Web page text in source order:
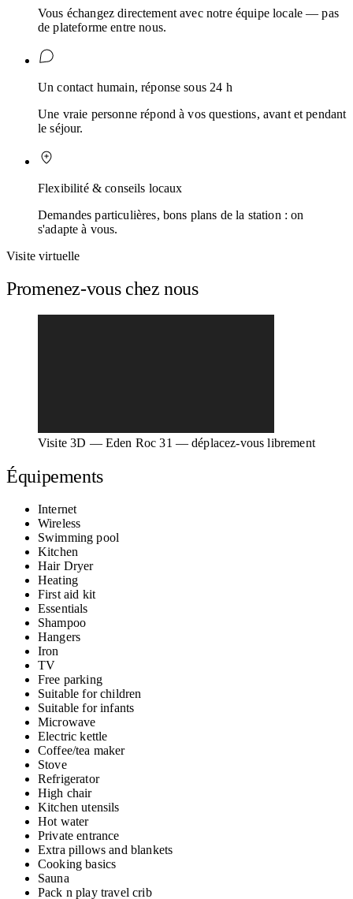
Vous échangez directement avec notre équipe locale — pas
de plateforme entre nous.
Un contact humain, réponse sous 24 h
Une vraie personne répond à vos questions, avant et pendant
le séjour.
Flexibilité & conseils locaux
Demandes particulières, bons plans de la station : on
s'adapte à vous.
Visite virtuelle
Promenez-vous chez nous
Visite 3D — Eden Roc 31 — déplacez-vous librement
Équipements
Internet
Wireless
Swimming pool
Kitchen
Hair Dryer
Heating
First aid kit
Essentials
Shampoo
Hangers
Iron
TV
Free parking
Suitable for children
Suitable for infants
Microwave
Electric kettle
Coffee/tea maker
Stove
Refrigerator
High chair
Kitchen utensils
Hot water
Private entrance
Extra pillows and blankets
Cooking basics
Sauna
Pack n play travel crib